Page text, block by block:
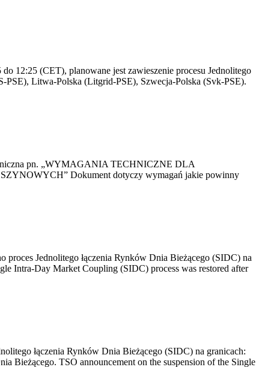
12:25 (CET), planowane jest zawieszenie procesu Jednolitego
PSE), Litwa-Polska (Litgrid-PSE), Szwecja-Polska (Svk-PSE).
pn. „WYMAGANIA TECHNICZNE DLA
Dokument dotyczy wymagań jakie powinny
Jednolitego łączenia Rynków Dnia Bieżącego (SIDC) na
Intra-Day Market Coupling (SIDC) process was restored after
łączenia Rynków Dnia Bieżącego (SIDC) na granicach:
Bieżącego. TSO announcement on the suspension of the Single